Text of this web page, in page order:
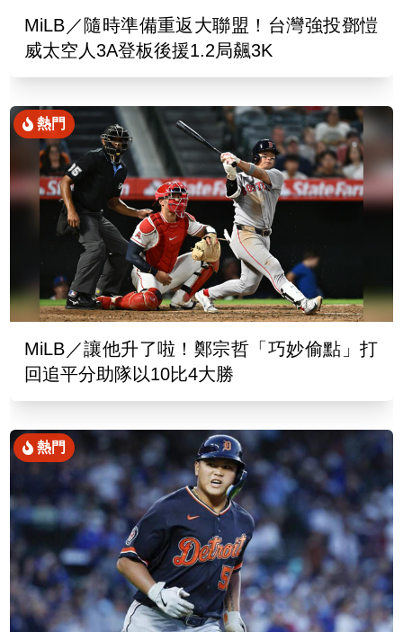
MiLB／隨時準備重返大聯盟！台灣強投鄧愷
威太空人3A登板後援1.2局飆3K
熱門
MiLB／讓他升了啦！鄭宗哲「巧妙偷點」打
回追平分助隊以10比4大勝
熱門